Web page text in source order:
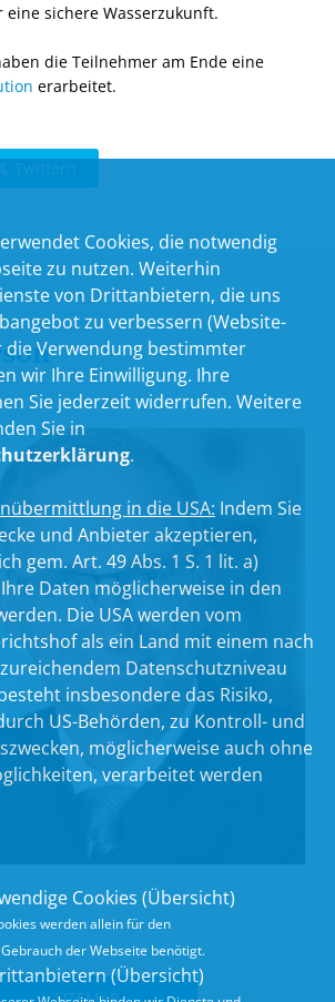
sichere Wasserzukunft.
die Teilnehmer am Ende eine
erarbeitet.
Twittern
Cookies, die notwendig
zu nutzen. Weiterhin
von Drittanbietern, die uns
zu verbessern (Website-
die Verwendung bestimmter
wir Ihre Einwilligung. Ihre
Sie jederzeit widerrufen. Weitere
Sie in
.
in die USA: Indem Sie
und Anbieter akzeptieren,
gem. Art. 49 Abs. 1 S. 1 lit. a)
Ihre Daten möglicherweise in den
Die USA werden vom
als ein Land mit einem nach
Datenschutzniveau
insbesondere das Risiko,
US-Behörden, zu Kontroll- und
möglicherweise auch ohne
verarbeitet werden
Cookies (Übersicht)
werden allein für den
der Webseite benötigt.
(Übersicht)